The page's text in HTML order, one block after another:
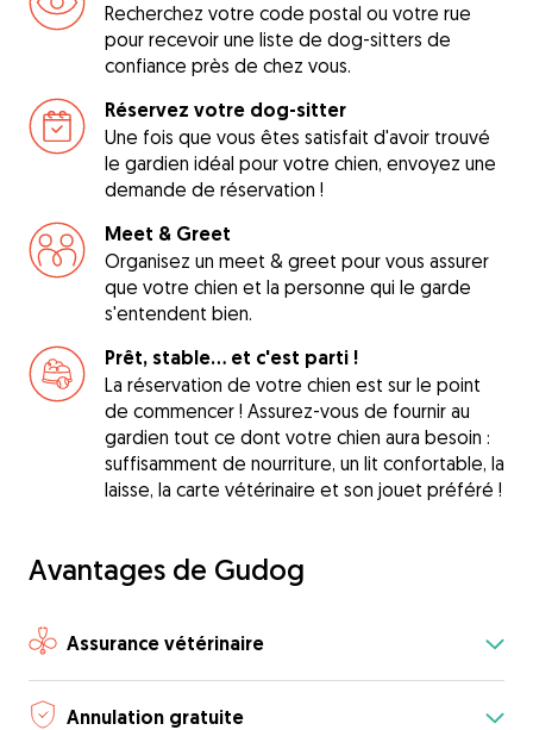
Recherchez votre code postal ou votre rue
pour recevoir une liste de dog-sitters de
confiance près de chez vous.
Réservez votre dog-sitter
Une fois que vous êtes satisfait d'avoir trouvé
le gardien idéal pour votre chien, envoyez une
demande de réservation !
Meet & Greet
Organisez un meet & greet pour vous assurer
que votre chien et la personne qui le garde
s'entendent bien.
Prêt, stable... et c'est parti !
La réservation de votre chien est sur le point
de commencer ! Assurez-vous de fournir au
gardien tout ce dont votre chien aura besoin :
suffisamment de nourriture, un lit confortable, la
laisse, la carte vétérinaire et son jouet préféré !
Avantages de Gudog
Assurance vétérinaire
Annulation gratuite